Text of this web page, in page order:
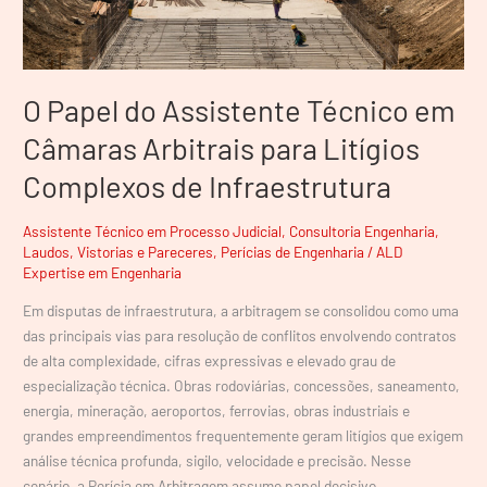
O Papel do Assistente Técnico em
Câmaras Arbitrais para Litígios
Complexos de Infraestrutura
Assistente Técnico em Processo Judicial, Consultoria Engenharia,
Laudos, Vistorias e Pareceres, Perícias de Engenharia / ALD
Expertise em Engenharia
Em disputas de infraestrutura, a arbitragem se consolidou como uma
das principais vias para resolução de conflitos envolvendo contratos
de alta complexidade, cifras expressivas e elevado grau de
especialização técnica. Obras rodoviárias, concessões, saneamento,
energia, mineração, aeroportos, ferrovias, obras industriais e
grandes empreendimentos frequentemente geram litígios que exigem
análise técnica profunda, sigilo, velocidade e precisão. Nesse
de
Infraestrutura